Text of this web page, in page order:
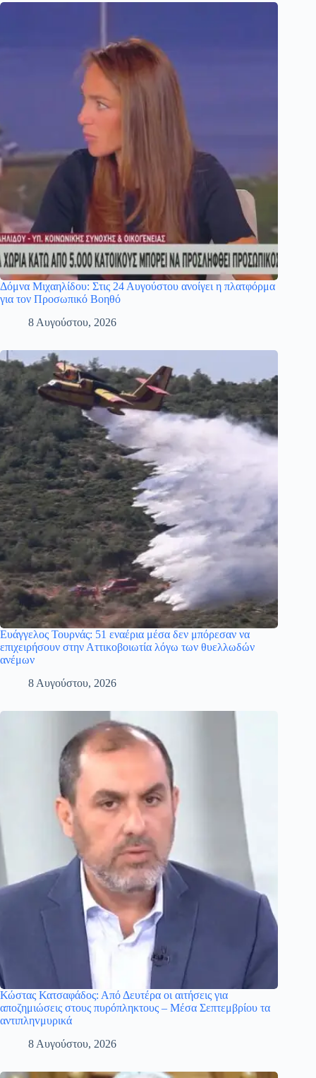
Δόμνα Μιχαηλίδου: Στις 24 Αυγούστου ανοίγει η πλατφόρμα
για τον Προσωπικό Βοηθό
8 Αυγούστου, 2026
Ευάγγελος Τουρνάς: 51 εναέρια μέσα δεν μπόρεσαν να
επιχειρήσουν στην Αττικοβοιωτία λόγω των θυελλωδών
ανέμων
8 Αυγούστου, 2026
Κώστας Κατσαφάδος: Από Δευτέρα οι αιτήσεις για
αποζημιώσεις στους πυρόπληκτους – Μέσα Σεπτεμβρίου τα
αντιπληvμυρικά
8 Αυγούστου, 2026